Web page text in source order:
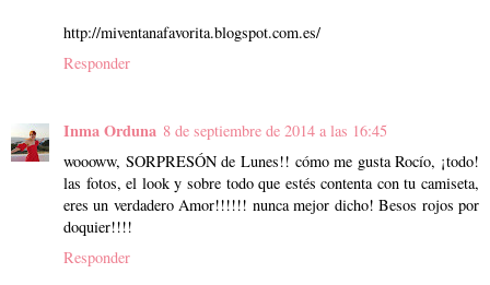
http://miventanafavorita.blogspot.com.es/
Responder
Inma Orduna 8 de septiembre de 2014 a las 16:45
woooww, SORPRESÓN de Lunes!! cómo me gusta Rocío, ¡todo!
las fotos, el look y sobre todo que estés contenta con tu camiseta,
eres un verdadero Amor!!!!!! nunca mejor dicho! Besos rojos por
doquier!!!!
Responder